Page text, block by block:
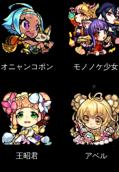
オニャンコポン モノノケ少女
王昭君 アベル